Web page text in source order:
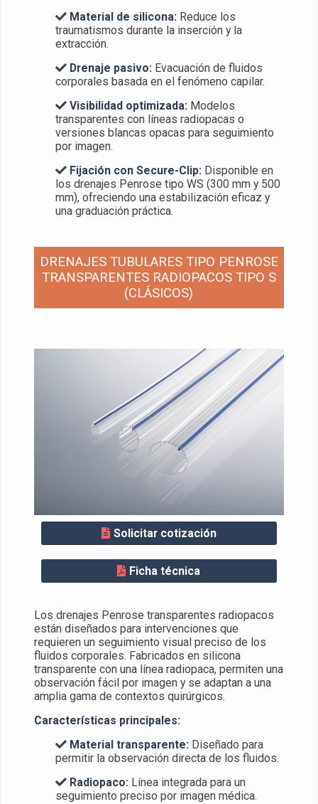
Material de silicona: Reduce los
traumatismos durante la inserción y la
extracción.
Drenaje pasivo: Evacuación de fluidos
corporales basada en el fenómeno capilar.
Visibilidad optimizada: Modelos
transparentes con líneas radiopacas o
versiones blancas opacas para seguimiento
por imagen.
Fijación con Secure-Clip: Disponible en
los drenajes Penrose tipo WS (300 mm y 500
mm), ofreciendo una estabilización eficaz y
una graduación práctica.
DRENAJES TUBULARES TIPO PENROSE
TRANSPARENTES RADIOPACOS TIPO S
(CLÁSICOS)
Solicitar cotización
Ficha técnica
Los drenajes Penrose transparentes radiopacos
están diseñados para intervenciones que
requieren un seguimiento visual preciso de los
fluidos corporales. Fabricados en silicona
transparente con una línea radiopaca, permiten una
observación fácil por imagen y se adaptan a una
amplia gama de contextos quirúrgicos.
Características principales:
Material transparente: Diseñado para
permitir la observación directa de los fluidos.
Radiopaco: Línea integrada para un
seguimiento preciso por imagen médica.